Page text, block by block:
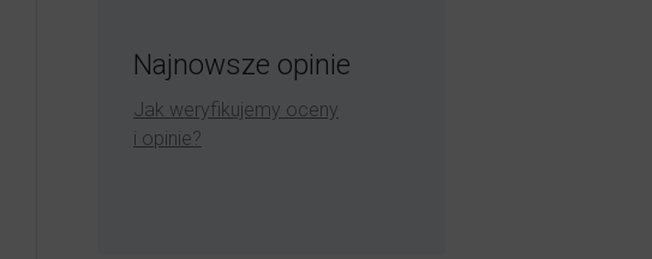
Najnowsze opinie
Jak weryfikujemy oceny
i opinie?